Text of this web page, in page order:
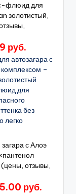
флюид для
золотистый,
руб.
автозагара с
–
для
без
легко
с Алоэ
отзывы,
руб.